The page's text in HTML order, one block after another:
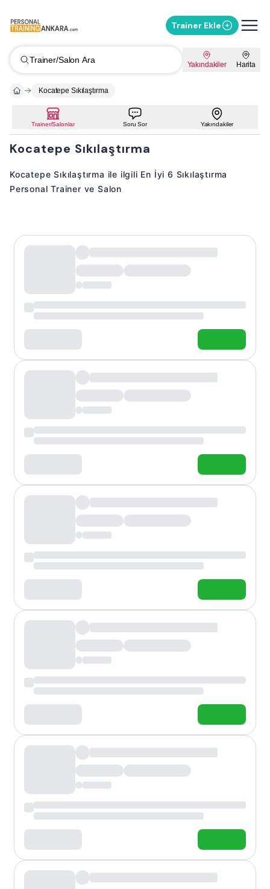
Trainer Ekle
Trainer/Salon Ara Yakındakiler Harita
Kocatepe Sıkılaştırma
Trainer/Salonlar Soru Sor Yakındakiler
Kocatepe Sıkılaştırma
Kocatepe Sıkılaştırma ile ilgili En İyi 6 Sıkılaştırma
Personal Trainer ve Salon